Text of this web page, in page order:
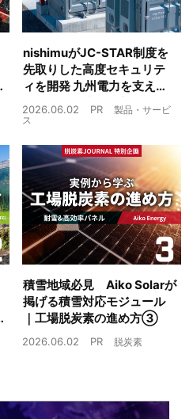
nishimuがJC-STAR制度を
先取りした高度セキュリテ
ィを開発 九州電力を支えた
制御技術を蓄電池市場へ
2026.06.02 PR
製品・サービ
ス
積雪地域必見 Aiko Solarが
掲げる積雪対応モジュール
｜工場脱炭素の進め方③
2026.06.02 PR 脱炭素